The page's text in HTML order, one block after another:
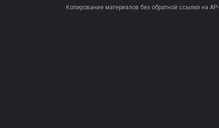
Копирование материалов без обратной ссылки на